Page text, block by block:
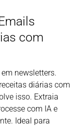
com
newsletters.
diárias com
isso. Extraia
com IA e
Ideal para